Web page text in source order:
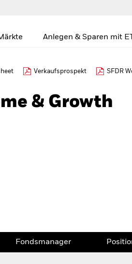
Anlegen & Sparen mit
Verkaufsprospekt SFDR
& Growth
Fondsmanager